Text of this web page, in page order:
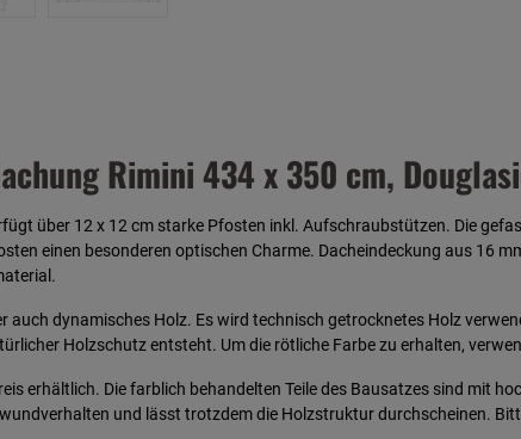
Rimini 434 x 350 cm,
über 12 x 12 cm starke Pfosten inkl. Aufschraubstützen. Die
einen besonderen optischen Charme. Dacheindeckung aus 16
dynamisches Holz. Es wird technisch getrocknetes Holz
Holzschutz entsteht. Um die rötliche Farbe zu erhalten,
erhältlich. Die farblich behandelten Teile des Bausatzes sind mit
und lässt trotzdem die Holzstruktur durchscheinen.